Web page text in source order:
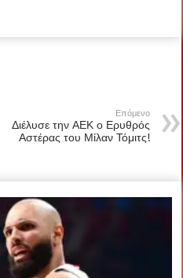
Επόμενο
Διέλυσε την ΑΕΚ ο Ερυθρός
Αστέρας του Μίλαν Τόμιτς!